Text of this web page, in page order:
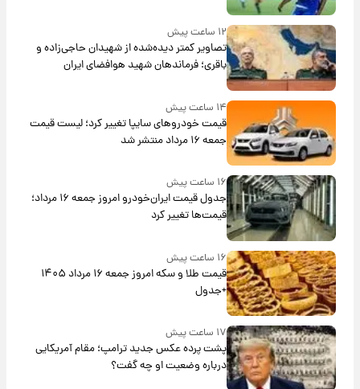
۱۲ ساعت پیش
تصاویر کمتر دیده‌شده از شهیدان حاجی‌زاده و
باقری؛ فرماندهان شهید هوافضای ایران
۱۴ ساعت پیش
قیمت خودروهای سایپا تغییر کرد؛ لیست قیمت
جمعه ۱۶ مرداد منتشر شد
۱۶ ساعت پیش
جدول قیمت ایران‌خودرو امروز جمعه ۱۶ مرداد؛
قیمت‌ها تغییر کرد
۱۶ ساعت پیش
قیمت طلا و سکه امروز جمعه ۱۶ مرداد ۱۴۰۵
+جدول
۱۷ ساعت پیش
پشت پرده عکس جدید ترامپ؛ مقام آمریکایی
درباره وضعیت او چه گفت؟